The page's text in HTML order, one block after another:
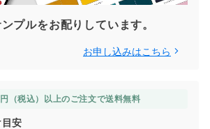
プルをお配りしています。
お申し込みはこちら
（税込）以上のご注文で送料無料
安